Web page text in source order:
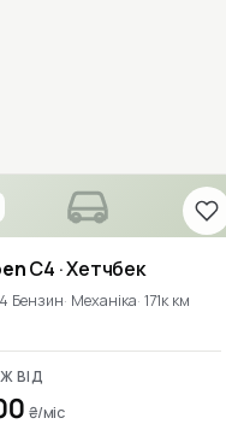
C4 · Хетчбек
Бензин Механіка 171к км
ВІД
₴/міс